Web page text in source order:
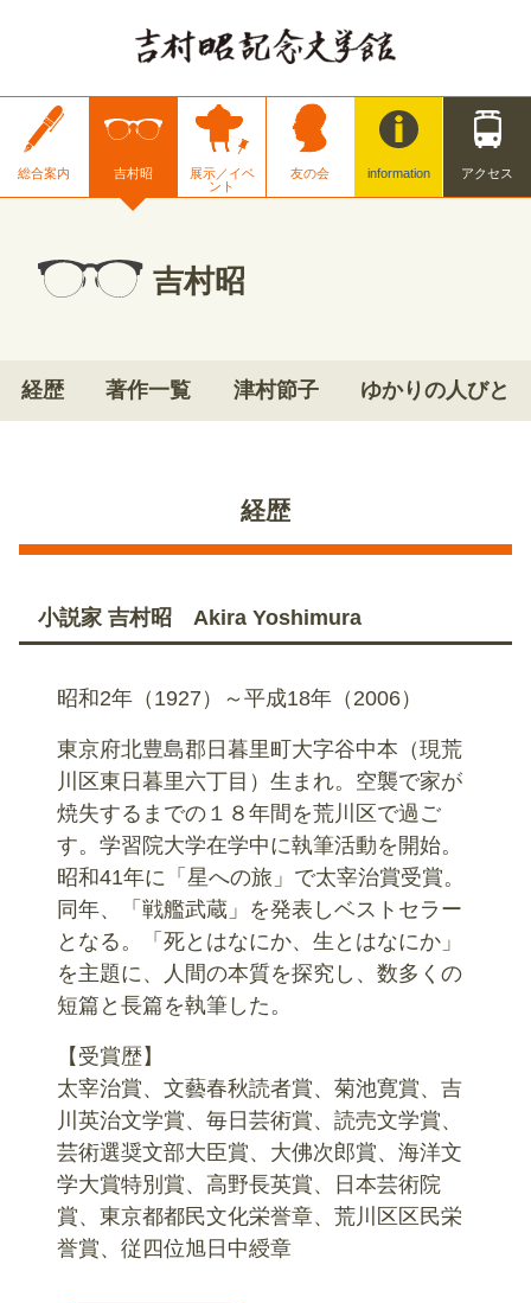
総合案内 吉村昭
展示／イベ
ント
友の会 information アクセス
吉村昭
経歴 著作一覧 津村節子 ゆかりの人びと
経歴
小説家 吉村昭 Akira Yoshimura
昭和2年（1927）～平成18年（2006）
東京府北豊島郡日暮里町大字谷中本（現荒
川区東日暮里六丁目）生まれ。空襲で家が
焼失するまでの１８年間を荒川区で過ご
す。学習院大学在学中に執筆活動を開始。
昭和41年に「星への旅」で太宰治賞受賞。
同年、「戦艦武蔵」を発表しベストセラー
となる。「死とはなにか、生とはなにか」
を主題に、人間の本質を探究し、数多くの
短篇と長篇を執筆した。
【受賞歴】
太宰治賞、文藝春秋読者賞、菊池寛賞、吉
川英治文学賞、毎日芸術賞、読売文学賞、
芸術選奨文部大臣賞、大佛次郎賞、海洋文
学大賞特別賞、高野長英賞、日本芸術院
賞、東京都都民文化栄誉章、荒川区区民栄
誉賞、従四位旭日中綬章